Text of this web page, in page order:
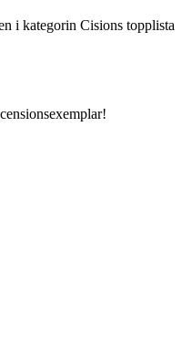
i kategorin Cisions topplista